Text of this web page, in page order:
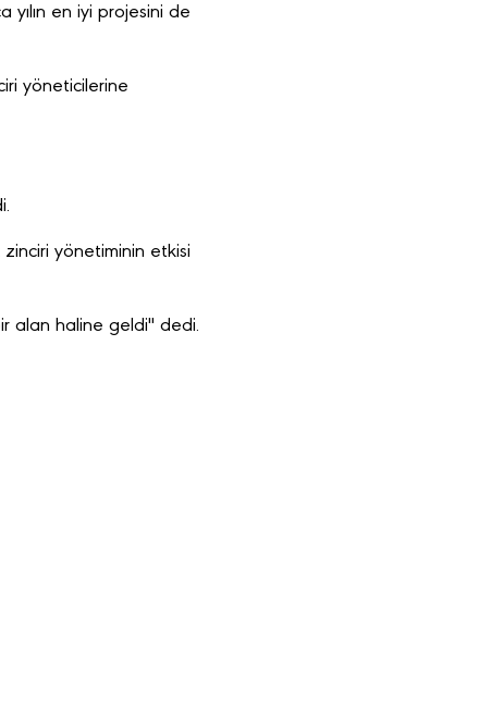
yılın en iyi projesini de
yöneticilerine
yönetiminin etkisi
alan haline geldi" dedi.